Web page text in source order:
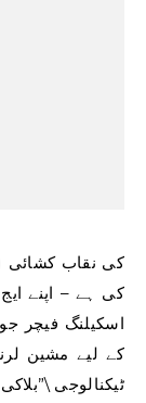
کی ہے – اپنے
اسکیلنگ فیچر
کے لیے مشین